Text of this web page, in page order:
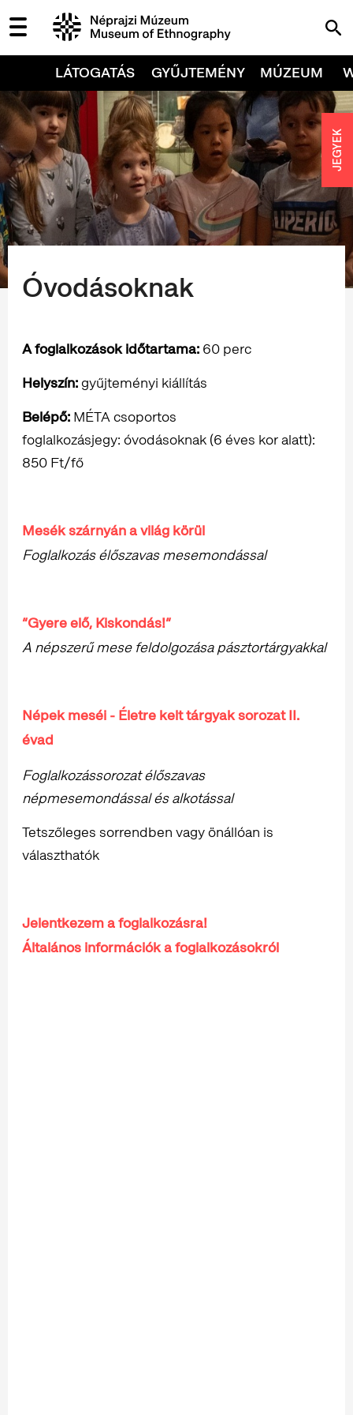
LÁTOGATÁS GYŰJTEMÉNY MÚZEUM
Óvodásoknak
A foglalkozások időtartama: 60 perc
Helyszín: gyűjteményi kiállítás
Belépő: MÉTA csoportos
foglalkozásjegy: óvodásoknak (6 éves kor alatt):
850 Ft/fő
Mesék szárnyán a világ körül
Foglalkozás élőszavas mesemondással
“Gyere elő, Kiskondás!”
A népszerű mese feldolgozása pásztortárgyakkal
Népek meséi - Életre kelt tárgyak sorozat II.
évad
Foglalkozássorozat élőszavas
népmesemondással és alkotással
Tetszőleges sorrendben vagy önállóan is
választhatók
Jelentkezem a foglalkozásra!
Általános információk a foglalkozásokról
JEGYEK